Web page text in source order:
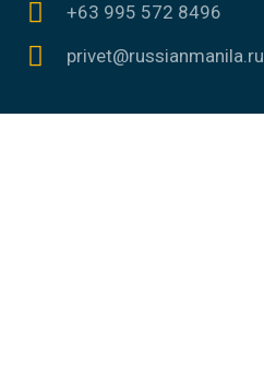
+63 995 572 8496
privet@russianmanila.ru